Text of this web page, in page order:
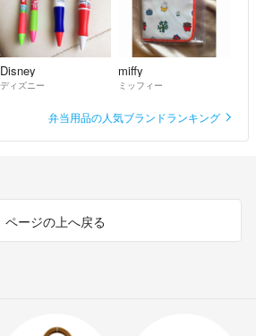
Disney
ディズニー
miffy
ミッフィー
弁当用品の人気ブランドランキング
ページの上へ戻る